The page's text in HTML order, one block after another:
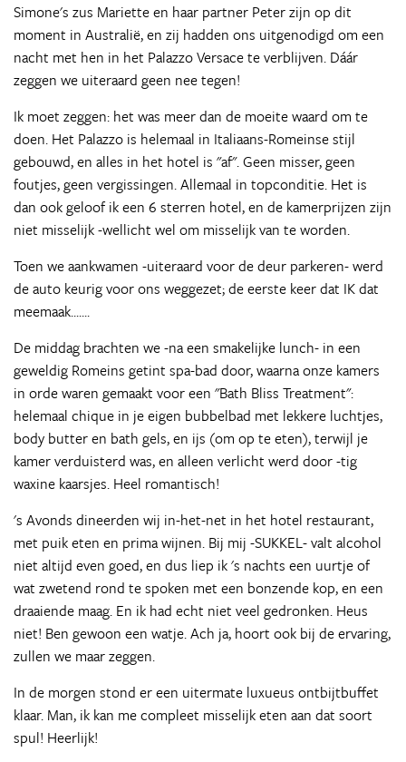
Simone's zus Mariette en haar partner Peter zijn op dit
moment in Australië, en zij hadden ons uitgenodigd om een
nacht met hen in het Palazzo Versace te verblijven. Dáár
zeggen we uiteraard geen nee tegen!
Ik moet zeggen: het was meer dan de moeite waard om te
doen. Het Palazzo is helemaal in Italiaans-Romeinse stijl
gebouwd, en alles in het hotel is "af". Geen misser, geen
foutjes, geen vergissingen. Allemaal in topconditie. Het is
dan ook geloof ik een 6 sterren hotel, en de kamerprijzen zijn
niet misselijk -wellicht wel om misselijk van te worden.
Toen we aankwamen -uiteraard voor de deur parkeren- werd
de auto keurig voor ons weggezet; de eerste keer dat IK dat
meemaak.......
De middag brachten we -na een smakelijke lunch- in een
geweldig Romeins getint spa-bad door, waarna onze kamers
in orde waren gemaakt voor een "Bath Bliss Treatment":
helemaal chique in je eigen bubbelbad met lekkere luchtjes,
body butter en bath gels, en ijs (om op te eten), terwijl je
kamer verduisterd was, en alleen verlicht werd door -tig
waxine kaarsjes. Heel romantisch!
's Avonds dineerden wij in-het-net in het hotel restaurant,
met puik eten en prima wijnen. Bij mij -SUKKEL- valt alcohol
niet altijd even goed, en dus liep ik 's nachts een uurtje of
wat zwetend rond te spoken met een bonzende kop, en een
draaiende maag. En ik had echt niet veel gedronken. Heus
niet! Ben gewoon een watje. Ach ja, hoort ook bij de ervaring,
zullen we maar zeggen.
In de morgen stond er een uitermate luxueus ontbijtbuffet
klaar. Man, ik kan me compleet misselijk eten aan dat soort
spul! Heerlijk!